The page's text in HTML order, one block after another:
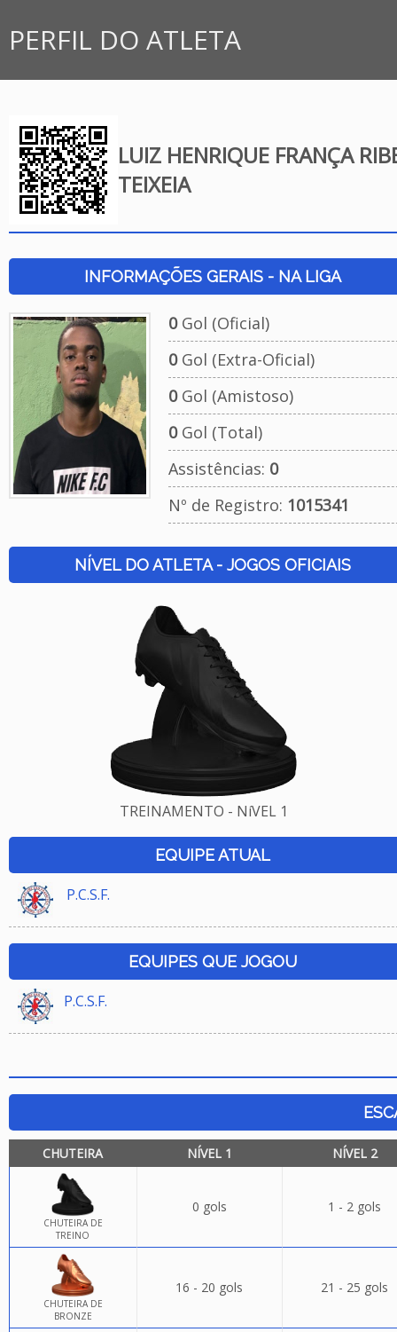
PERFIL DO ATLETA
LUIZ HENRIQUE FRANÇA
TEIXEIA
INFORMAÇÕES GERAIS - NA LIGA
0Gol (Oficial)
0Gol (Extra-Oficial)
0Gol (Amistoso)
0Gol (Total)
Assistências: 0
Nº de Registro: 1015341
NÍVEL DO ATLETA - JOGOS OFICIAIS
TREINAMENTO - NíVEL 1
EQUIPE ATUAL
P.C.S.F.
EQUIPES QUE JOGOU
P.C.S.F.
CHUTEIRA NÍVEL 1 NÍVEL 2
CHUTEIRA DE
TREINO
0 gols 1 - 2 gols
CHUTEIRA DE
BRONZE
16 - 20 gols 21 - 25 gols